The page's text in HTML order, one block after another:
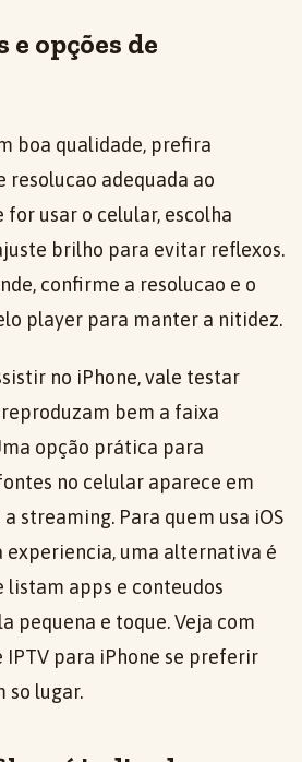
e opções de
boa qualidade, prefira
resolucao adequada ao
for usar o celular, escolha
brilho para evitar reflexos.
confirme a resolucao e o
player para manter a nitidez.
no iPhone, vale testar
bem a faixa
opção prática para
no celular aparece em
streaming. Para quem usa iOS
experiencia, uma alternativa é
listam apps e conteudos
pequena e toque. Veja com
IPTV para iPhone se preferir
so lugar.